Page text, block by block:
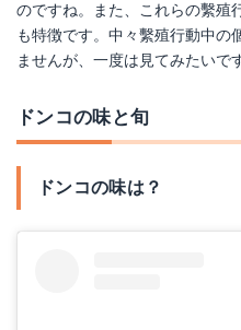
のですね。また、これらの繫殖
も特徴です。中々繫殖行動中の
ませんが、一度は見てみたいで
ドンコの味と旬
ドンコの味は？